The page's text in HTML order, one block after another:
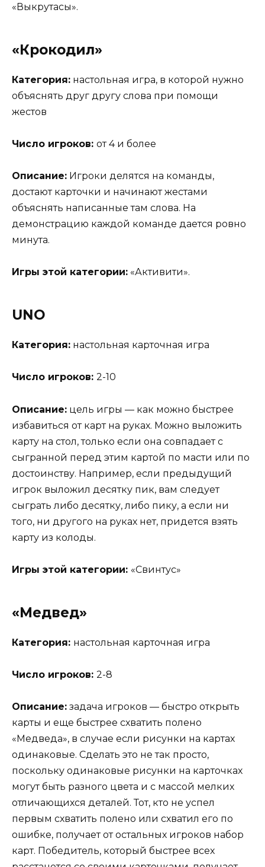
«Выкрутасы».
«Крокодил»
Категория: настольная игра, в которой нужно
объяснять друг другу слова при помощи
жестов
Число игроков: от 4 и более
Описание: Игроки делятся на команды,
достают карточки и начинают жестами
объяснять написанные там слова. На
демонстрацию каждой команде дается ровно
минута.
Игры этой категории: «Активити».
UNO
Категория: настольная карточная игра
Число игроков: 2-10
Описание: цель игры — как можно быстрее
избавиться от карт на руках. Можно выложить
карту на стол, только если она совпадает с
сыгранной перед этим картой по масти или по
достоинству. Например, если предыдущий
игрок выложил десятку пик, вам следует
сыграть либо десятку, либо пику, а если ни
того, ни другого на руках нет, придется взять
карту из колоды.
Игры этой категории: «Свинтус»
«Медвед»
Категория: настольная карточная игра
Число игроков: 2-8
Описание: задача игроков — быстро открыть
карты и еще быстрее схватить полено
«Медведа», в случае если рисунки на картах
одинаковые. Сделать это не так просто,
поскольку одинаковые рисунки на карточках
могут быть разного цвета и с массой мелких
отличающихся деталей. Тот, кто не успел
первым схватить полено или схватил его по
ошибке, получает от остальных игроков набор
карт. Победитель, который быстрее всех